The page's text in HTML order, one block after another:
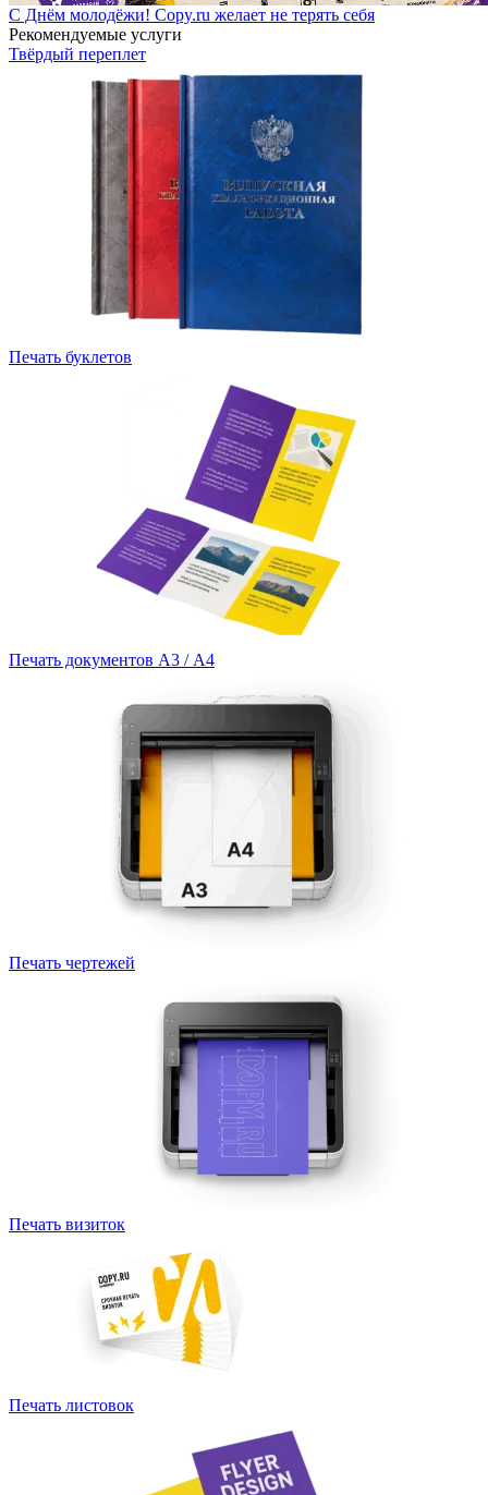
С Днём молодёжи! Copy.ru желает не терять себя
Рекомендуемые услуги
Твёрдый переплет
Печать буклетов
Печать документов А3 / А4
Печать чертежей
Печать визиток
Печать листовок